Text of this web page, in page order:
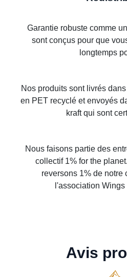
Garantie robuste comme
sont conçus pour que
longtemps
Nos produits sont livrés
en PET recyclé et envoyés
kraft qui sont
Nous faisons partie des
collectif 1% for the
reversons 1% de notre
l'association Wings
Avis